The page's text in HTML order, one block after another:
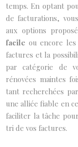
temps. En optant
de facturations,
aux options
facile ou encore
factures et la
par catégorie de
rénovées maintes
tant recherchées
une alliée fiable en
faciliter la tâche
tri de vos factures.